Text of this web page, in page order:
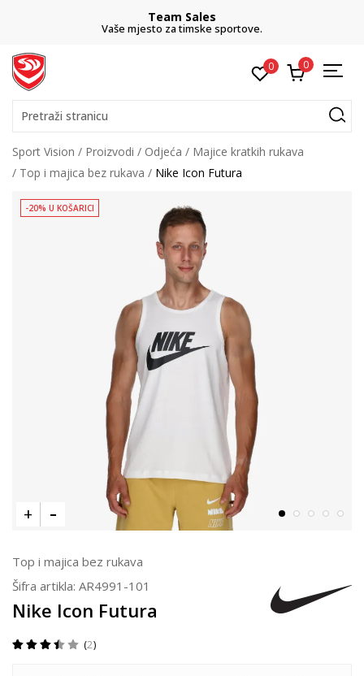
Team Sales
Vaše mjesto za timske sportove.
0 0
Pretraži stranicu
Sport Vision Proizvodi Odjeća
Majice kratkih rukava
Top i majica bez rukava
Nike Icon Futura
-20% U KOŠARICI
Top i majica bez rukava
Šifra artikla: AR4991-101
Nike Icon Futura
2